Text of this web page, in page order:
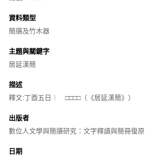
資料類型
簡牘及竹木器
主題與關鍵字
居延漢簡
描述
釋文:丁酉五日︱ □□□□（《居延漢簡》）
出版者
數位人文學與簡牘研究：文字釋讀與簡冊復原
日期